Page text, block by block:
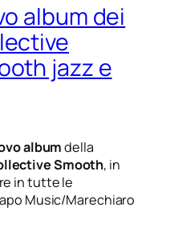
album dei
jazz e
albumdella
Smooth, in
in tutte le
Music/Marechiaro